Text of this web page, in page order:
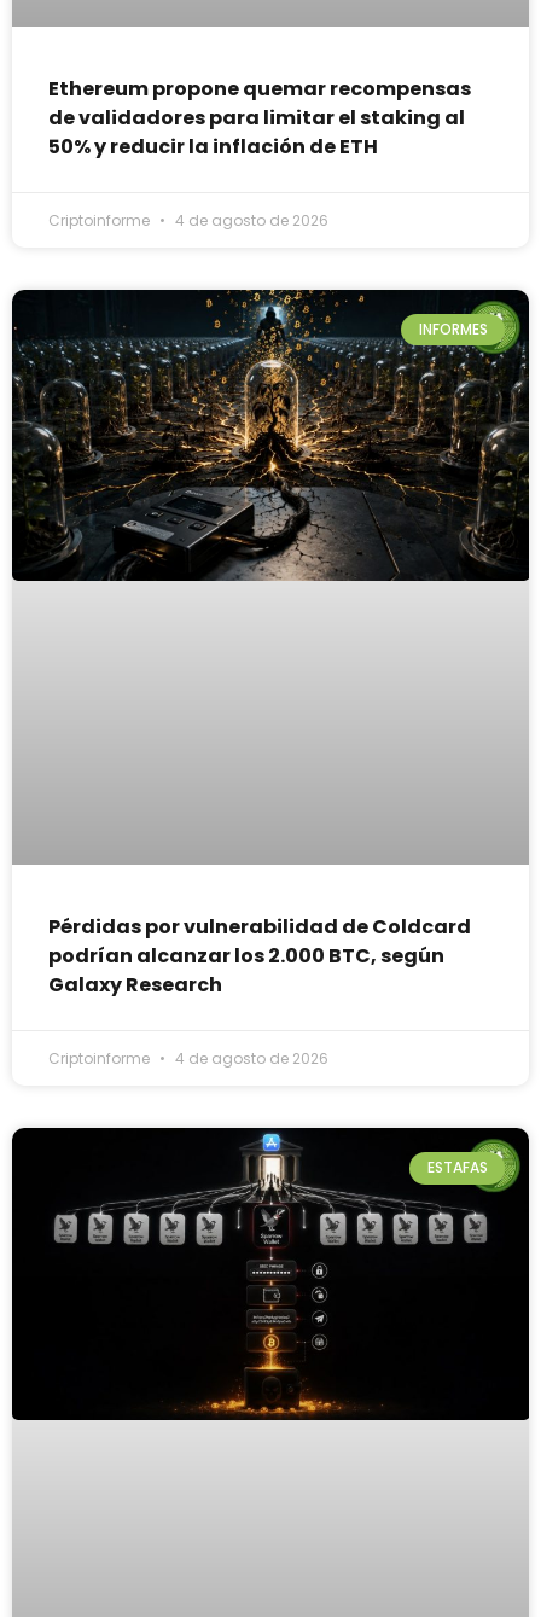
Ethereum propone quemar recompensas
de validadores para limitar el staking al
50% y reducir la inflación de ETH
Criptoinforme 4 de agosto de 2026
INFORMES
Pérdidas por vulnerabilidad de Coldcard
podrían alcanzar los 2.000 BTC, según
Galaxy Research
Criptoinforme 4 de agosto de 2026
ESTAFAS